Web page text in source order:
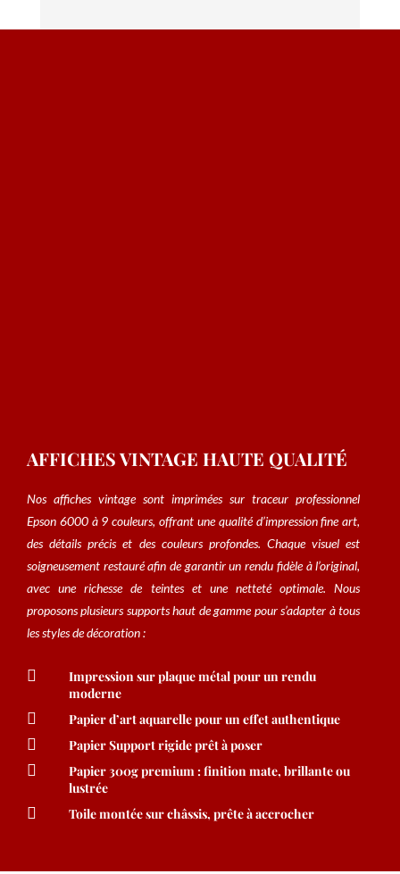
AFFICHES VINTAGE HAUTE QUALITÉ
Nos affiches vintage sont imprimées sur traceur professionnel
Epson 6000 à 9 couleurs, offrant une qualité d’impression fine art,
des détails précis et des couleurs profondes. Chaque visuel est
soigneusement restauré afin de garantir un rendu fidèle à l’original,
avec une richesse de teintes et une netteté optimale. Nous
proposons plusieurs supports haut de gamme pour s’adapter à tous
les styles de décoration :

Impression sur plaque métal pour un rendu
moderne
 Papier d’art aquarelle pour un effet authentique
 Papier Support rigide prêt à poser

Papier 300g premium : finition mate, brillante ou
lustrée
 Toile montée sur châssis, prête à accrocher